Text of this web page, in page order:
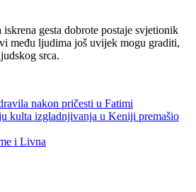
gesta dobrote postaje svjetionik
među ljudima još uvijek mogu graditi,
srca.
nakon pričesti u Fatimi
kulta izgladnjivanja u Keniji premašio
i Livna